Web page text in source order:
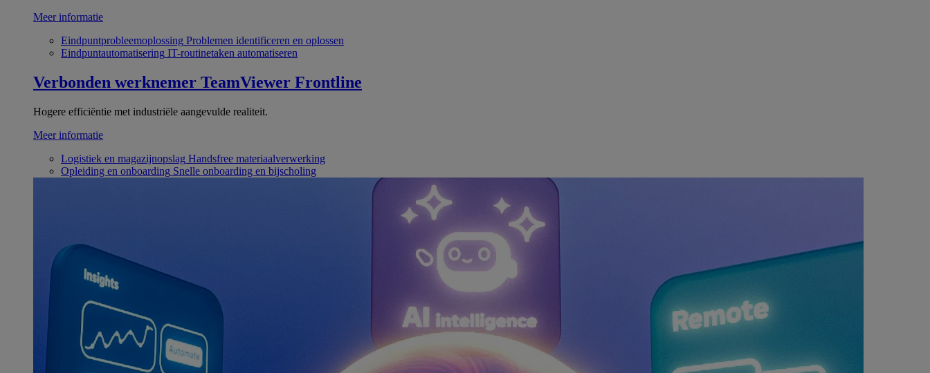
Meer informatie
Eindpuntprobleemoplossing Problemen identificeren en oplossen
Eindpuntautomatisering IT-routinetaken automatiseren
Verbonden werknemer TeamViewer Frontline
Hogere efficiëntie met industriële aangevulde realiteit.
Meer informatie
Logistiek en magazijnopslag Handsfree materiaalverwerking
Opleiding en onboarding Snelle onboarding en bijscholing